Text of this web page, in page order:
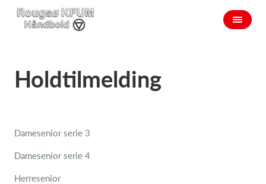
Holdtilmelding
Damesenior serie 3
Damesenior serie 4
Herresenior